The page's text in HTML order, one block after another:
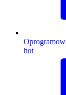
hot